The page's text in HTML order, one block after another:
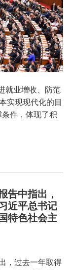
就业增收、防范
实现现代化的目
件，体现了积
告中指出，
近平总书记
特色社会主
，过去一年取得